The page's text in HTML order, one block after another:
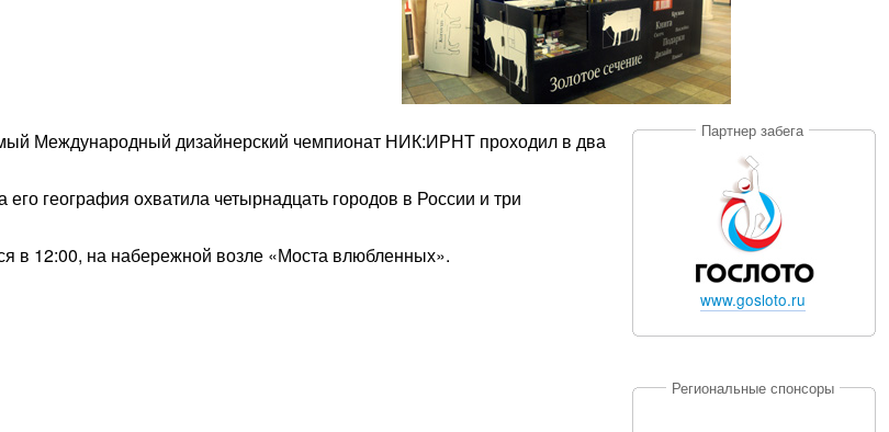
Международный дизайнерский чемпионат НИК:ИРНТ проходил в два
его география охватила четырнадцать городов в России и три
в 12:00, на набережной возле «Моста влюбленных».
Партнер забега
www.gosloto.ru
Региональные спонсоры